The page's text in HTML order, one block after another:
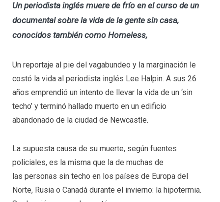
Un periodista inglés muere de frío en el curso de un
documental sobre la vida de la gente sin casa,
conocidos también como Homeless,
Un reportaje al pie del vagabundeo y la marginación le
costó la vida al periodista inglés Lee Halpin. A sus 26
años emprendió un intento de llevar la vida de un ‘sin
techo’ y terminó hallado muerto en un edificio
abandonado de la ciudad de Newcastle.
La supuesta causa de su muerte, según fuentes
policiales, es la misma que la de muchas de
las personas sin techo en los países de Europa del
Norte, Rusia o Canadá durante el invierno: la hipotermia.